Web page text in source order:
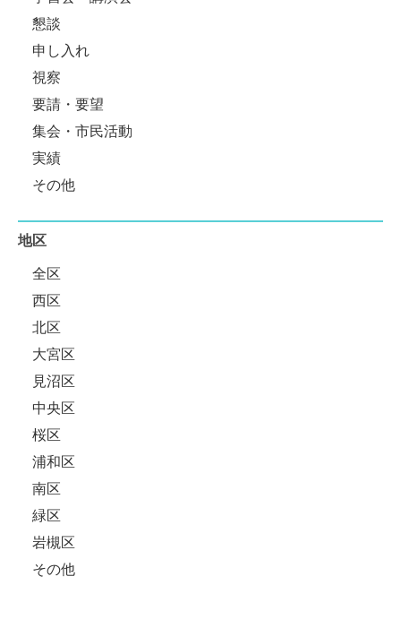
懇談
申し入れ
視察
要請・要望
集会・市民活動
実績
その他
地区
全区
西区
北区
大宮区
見沼区
中央区
桜区
浦和区
南区
緑区
岩槻区
その他